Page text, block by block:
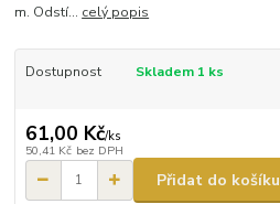
m. Odstí... celý popis
Dostupnost Skladem 1 ks
61,00 Kč/ks
50,41 Kč bez DPH
Přidat do košíku